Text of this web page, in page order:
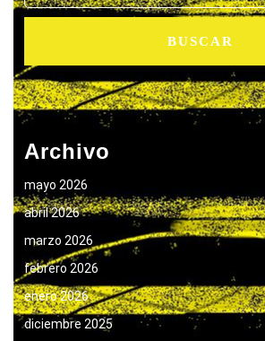
Archivo
mayo 2026
abril 2026
marzo 2026
febrero 2026
enero 2026
diciembre 2025